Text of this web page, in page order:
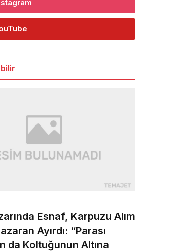
Esnaf, Karpuzu Alım
Ayırdı: “Parası
da Koltuğunun Altına